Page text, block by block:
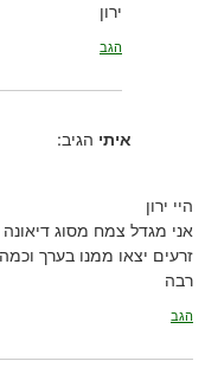
ירון
הגב
איתי הגיב:
היי ירון
אני מגדל צמח מסוג
זרעים יצאו ממנו בערך
רבה
הגב